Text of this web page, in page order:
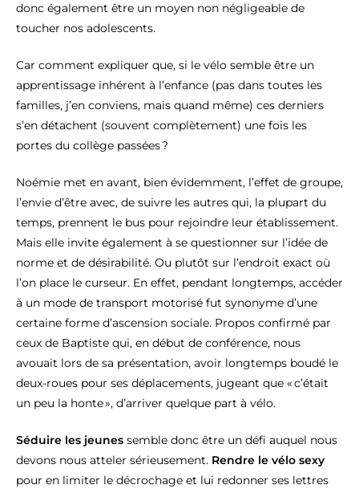
donc également être un moyen non négligeable de
toucher nos adolescents.
Car comment expliquer que, si le vélo semble être un
apprentissage inhérent à l’enfance (pas dans toutes les
familles, j’en conviens, mais quand même) ces derniers
s’en détachent (souvent complètement) une fois les
portes du collège passées ?
Noémie met en avant, bien évidemment, l’effet de groupe,
l’envie d’être avec, de suivre les autres qui, la plupart du
temps, prennent le bus pour rejoindre leur établissement.
Mais elle invite également à se questionner sur l’idée de
norme et de désirabilité. Ou plutôt sur l’endroit exact où
l’on place le curseur. En effet, pendant longtemps, accéder
à un mode de transport motorisé fut synonyme d’une
certaine forme d’ascension sociale. Propos confirmé par
ceux de Baptiste qui, en début de conférence, nous
avouait lors de sa présentation, avoir longtemps boudé le
deux-roues pour ses déplacements, jugeant que « c’était
un peu la honte », d’arriver quelque part à vélo.
Séduire les jeunes semble donc être un défi auquel nous
devons nous atteler sérieusement. Rendre le vélo sexy
pour en limiter le décrochage et lui redonner ses lettres